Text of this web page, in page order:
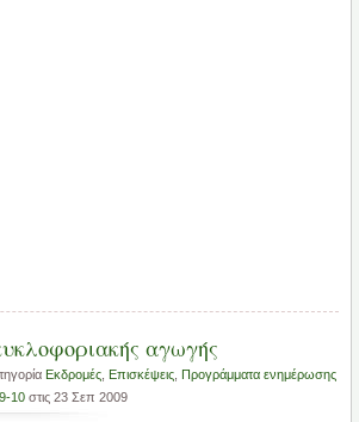
αγωγής
Εκδρομές, Επισκέψεις, Προγράμματα ενημέρωσης
10στις 23 Σεπ 2009